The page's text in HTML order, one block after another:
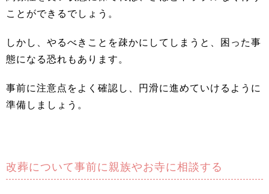
ことができるでしょう。
しかし、やるべきことを疎かにしてしまうと、困った事
態になる恐れもあります。
事前に注意点をよく確認し、円滑に進めていけるように
準備しましょう。
改葬について事前に親族やお寺に相談する